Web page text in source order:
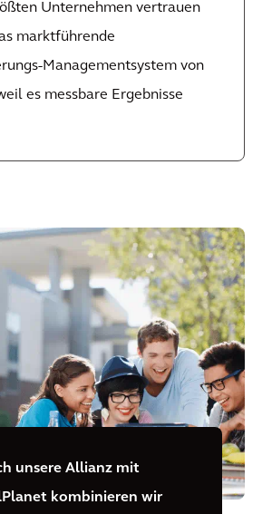
Unternehmen vertrauen
marktführende
Managementsystem von
es messbare Ergebnisse
unsere Allianz mit
kombinieren wir